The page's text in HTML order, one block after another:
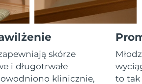
skórze
i długotrwałe
klinicznie,
to tak
eye massagers
pore care essentials
hair
Teeth Whitening Gel
Mężczyźni
12/8/26
Oczekiwany czas dostawy
13/8/26